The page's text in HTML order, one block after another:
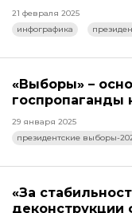
21 февраля 2025
инфографика
«Выборы» –
госпропаганды
29 января 2025
президентские выборы-
«За